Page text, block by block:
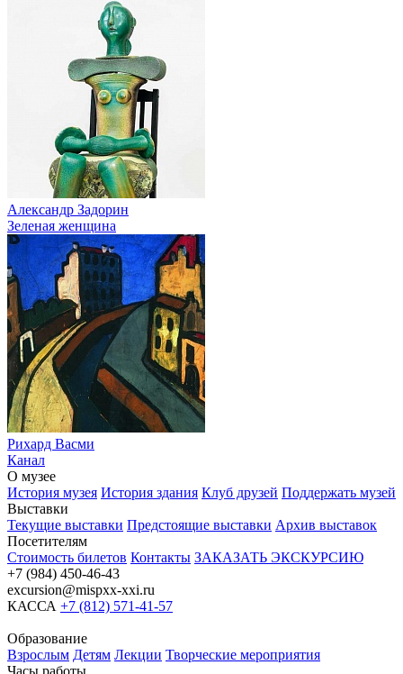
Александр Задорин
Зеленая женщина
Рихард Васми
Канал
О музее
История музея История здания Клуб друзей Поддержать музей
Выставки
Текущие выставки Предстоящие выставки Архив выставок
Посетителям
Стоимость билетов Контакты ЗАКАЗАТЬ ЭКСКУРСИЮ
+7 (984) 450-46-43
excursion@mispxx-xxi.ru
КАССА +7 (812) 571-41-57
Образование
Взрослым Детям Лекции Творческие мероприятия
Часы работы